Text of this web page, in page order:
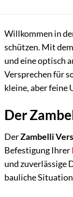
Willkommen in
schützen. Mit dem
und eine optisch
Versprechen für
kleine, aber
Der
DerZambelli
Befestigung Ihrer
und zuverlässige
bauliche